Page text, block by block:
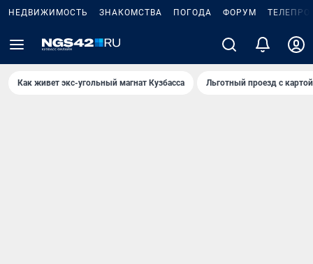
НЕДВИЖИМОСТЬ ЗНАКОМСТВА ПОГОДА ФОРУМ
Как живет экс-угольный магнат Кузбасса Льготный проезд с